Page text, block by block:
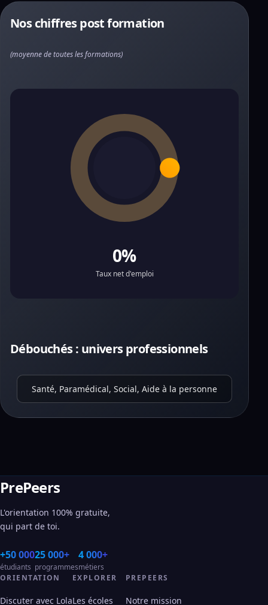
Nos chiffres post formation
(moyenne de toutes les formations)
0%
Taux net d'emploi
Débouchés : univers professionnels
Santé, Paramédical, Social, Aide à la personne
PrePeers
L'orientation 100% gratuite,
qui part de toi.
+50 000
étudiants
25 000+
programmes
4 000+
métiers
ORIENTATION
Discuter avec Lola
EXPLORER
Les écoles
PREPEERS
Notre mission